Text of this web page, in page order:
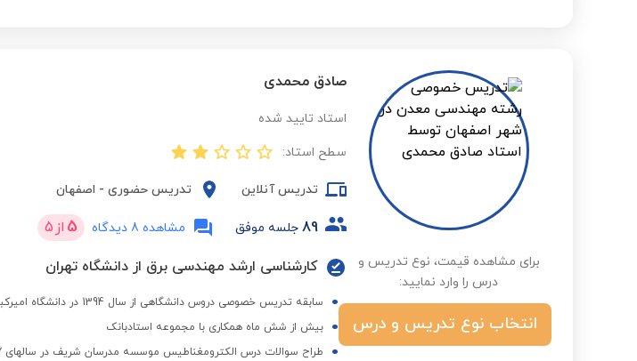
برای مشاهده قیمت، نوع تدریس و
درس را وارد نمایید:
انتخاب نوع تدریس و درس
صادق محمدی
استاد تایید شده
سطح استاد:
تدریس آنلاین تدریس حضوری - اصفهان
89 جلسه موفق مشاهده 8 دیدگاه 5 از 5
کارشناسی ارشد مهندسی برق از دانشگاه تهران
سابقه تدریس خصوصی دروس دانشگاهی از سال 1394 در دانشگاه امیرکبیر
بیش از شش ماه همکاری با مجموعه استادبانک
طراح سوالات درس الکترومغناطیس موسسه مدرسان شریف در سالهای 1397 و 1398